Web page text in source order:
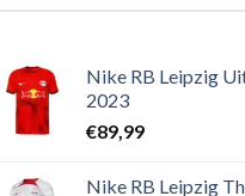
Nike RB Leipzig
2023
€89,99
Nike RB Leipzig